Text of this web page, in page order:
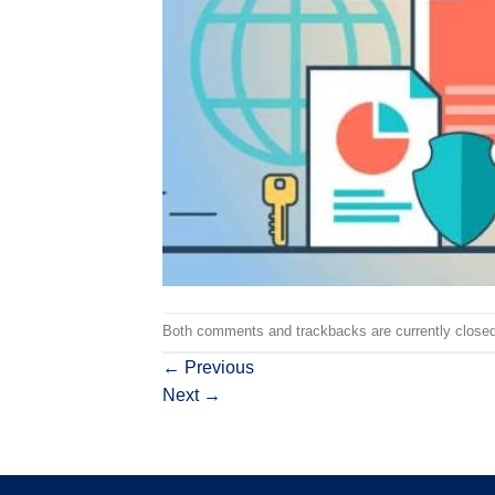
Both comments and trackbacks are currently
← Previous
Next →